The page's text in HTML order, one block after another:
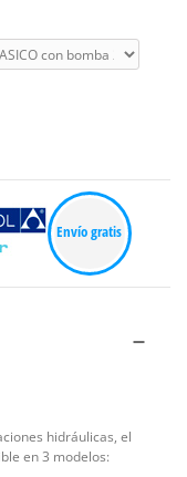
Envío gratis
hidráulicas, el
en 3 modelos: